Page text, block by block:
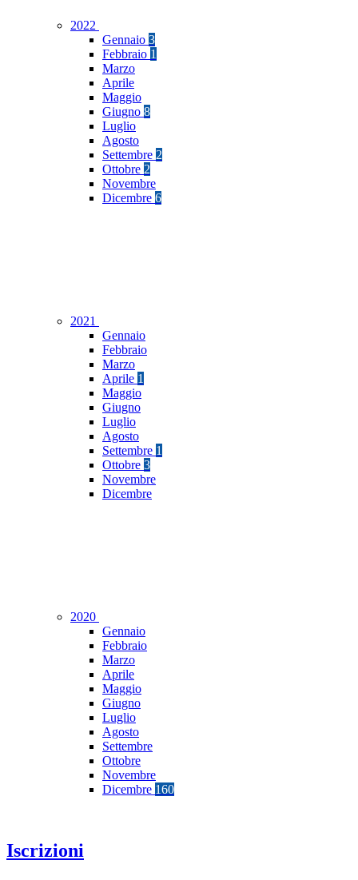
2022
Gennaio 3
Febbraio 1
Marzo
Aprile
Maggio
Giugno 8
Luglio
Agosto
Settembre 2
Ottobre 2
Novembre
Dicembre 6
2021
Gennaio
Febbraio
Marzo
Aprile 1
Maggio
Giugno
Luglio
Agosto
Settembre 1
Ottobre 3
Novembre
Dicembre
2020
Gennaio
Febbraio
Marzo
Aprile
Maggio
Giugno
Luglio
Agosto
Settembre
Ottobre
Novembre
Dicembre 160
Iscrizioni